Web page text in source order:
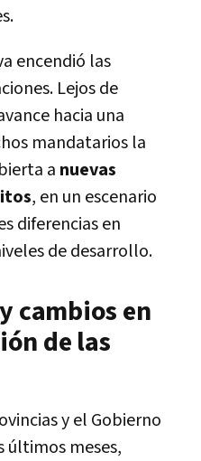
encendió las
Lejos de
hacia una
mandatarios la
a nuevas
, en un escenario
diferencias en
de desarrollo.
cambios en
de las
y el Gobierno
últimos meses,